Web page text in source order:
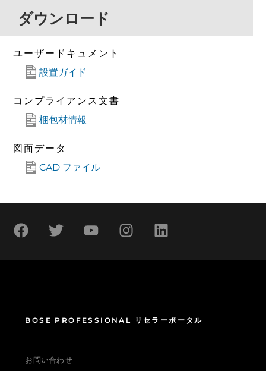
ダウンロード
ユーザードキュメント
設置ガイド
コンプライアンス文書
梱包材情報
図面データ
CAD ファイル
BOSE PROFESSIONAL リセラーポータル
お問い合わせ